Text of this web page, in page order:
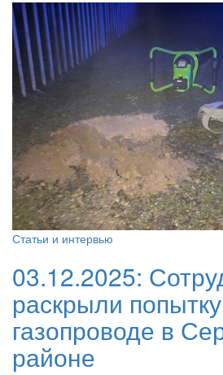
Статьи и интервью
03.12.2025:
раскрыли
газопроводе в
районе